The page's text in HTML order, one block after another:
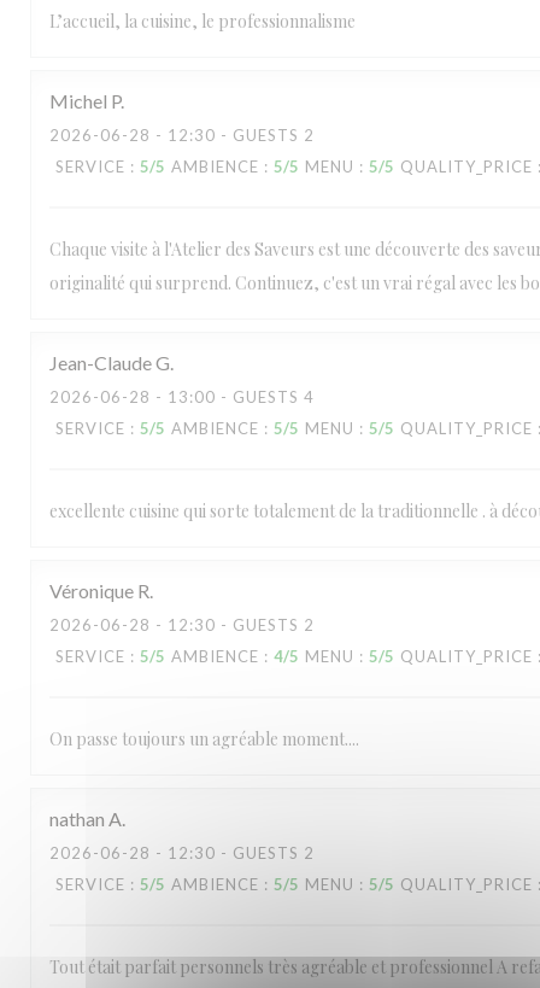
L’accueil, la cuisine, le professionnalisme
Michel P
2026-06-28 - 12:30 - GUESTS 2
SERVICE : 5/5 AMBIENCE : 5/5 MENU : 5/5 QUALITY_PRICE
Chaque visite à l'Atelier des Saveurs est une découverte des
originalité qui surprend. Continuez, c'est un vrai régal avec les
Jean-ClaudeG
2026-06-28 - 13:00 - GUESTS 4
SERVICE : 5/5 AMBIENCE : 5/5 MENU : 5/5 QUALITY_PRICE
excellente cuisine qui sorte totalement de la traditionnelle . à
Véronique R
2026-06-28 - 12:30 - GUESTS 2
SERVICE : 5/5 AMBIENCE : 4/5 MENU : 5/5 QUALITY_PRICE
On passe toujours un agréable moment....
nathan A
2026-06-28 - 12:30 - GUESTS 2
SERVICE : 5/5 AMBIENCE : 5/5 MENU : 5/5 QUALITY_PRICE
Tout était parfait personnels très agréable et professionnel A